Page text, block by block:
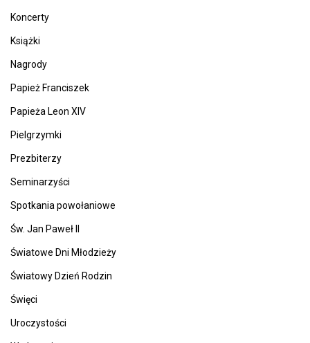
Koncerty
Książki
Nagrody
Papież Franciszek
Papieża Leon XIV
Pielgrzymki
Prezbiterzy
Seminarzyści
Spotkania powołaniowe
Św. Jan Paweł II
Światowe Dni Młodzieży
Światowy Dzień Rodzin
Święci
Uroczystości